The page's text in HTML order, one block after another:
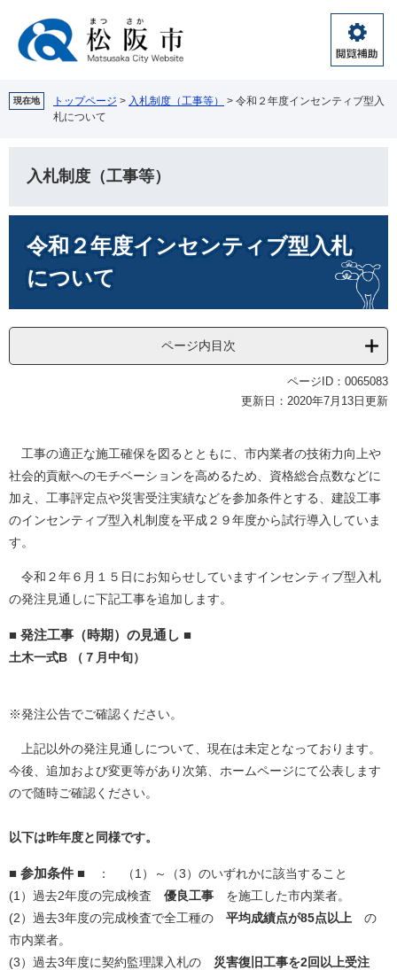
へ
閲
覧
助
現在地 トップページ > 入札制度（工事等） > 令和２年度インセンティブ型入
札について
入札制度（工事等）
令和２年度インセンティブ型入札
について
ページ内目次
ページID：0065083
更新日：2020年7月13日更新
工事の適正な施工確保を図るとともに、市内業者の技術力向上や
社会的貢献へのモチベーションを高めるため、資格総合点数などに
加え、工事評定点や災害受注実績などを参加条件とする、建設工事
のインセンティブ型入札制度を平成２９年度から試行導入していま
す。
令和２年６月１５日にお知らせしていますインセンティブ型入札
の発注見通しに下記工事を追加します。
■ 発注工事（時期）の見通し ■
土木一式B （７月中旬）
※発注公告でご確認ください。
上記以外の発注見通しについて、現在は未定となっております。
今後、追加および変更等があり次第、ホームページにて公表します
ので随時ご確認ください。
以下は昨年度と同様です。
■ 参加条件 ■
： （1）～（3）のいずれかに該当すること
(1）過去2年度の完成検査 優良工事 を施工した市内業者。
(2）過去3年度の完成検査で全工種の 平均成績点が85点以上 の
市内業者。
(3）過去3年度に契約監理課入札の 災害復旧工事を2回以上受注